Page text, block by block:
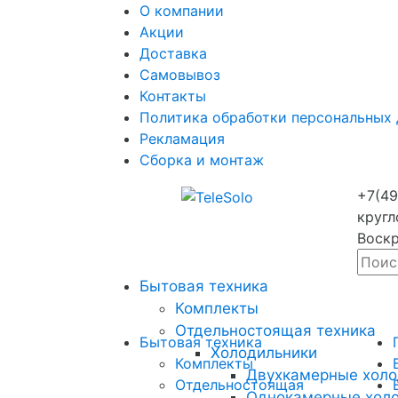
О компании
Акции
Доставка
Самовывоз
Контакты
Политика обработки персональных
Рекламация
Сборка и монтаж
Бытовая техника
Комплекты
Отдельностоящая техника
Холодильники
Двухкамерные
Бытовая техника
Комплекты
Отдельностоящая